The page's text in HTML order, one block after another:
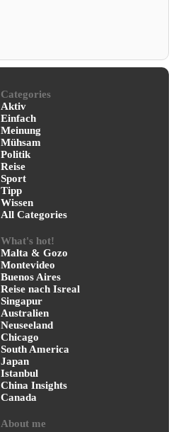
Categories
Aktiv
Einfach
Meinung
Mühsam
Politik
Reise
Sport
Tipp
Wissen
All Categories
What's hot!
Malta & Gozo
Montevideo
Buenos Aires
Reise nach Isreal
Singapur
Australien
Neuseeland
Chicago
South America
Japan
Istanbul
China Insights
Canada
About me